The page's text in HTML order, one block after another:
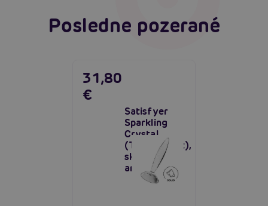
Posledne pozerané
Satisfyer
Sparkling
Crystal
(Transparent),
sklenený
análny kolík
31,80
€